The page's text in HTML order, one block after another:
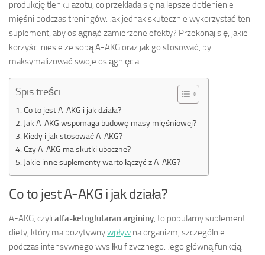
produkcję tlenku azotu, co przekłada się na lepsze dotlenienie
mięśni podczas treningów. Jak jednak skutecznie wykorzystać ten
suplement, aby osiągnąć zamierzone efekty? Przekonaj się, jakie
korzyści niesie ze sobą A-AKG oraz jak go stosować, by
maksymalizować swoje osiągnięcia.
Spis treści
Co to jest A-AKG i jak działa?
Jak A-AKG wspomaga budowę masy mięśniowej?
Kiedy i jak stosować A-AKG?
Czy A-AKG ma skutki uboczne?
Jakie inne suplementy warto łączyć z A-AKG?
Co to jest A-AKG i jak działa?
A-AKG, czyli alfa-ketoglutaran argininy, to popularny suplement
diety, który ma pozytywnywpływ na organizm, szczególnie
podczas intensywnego wysiłku fizycznego. Jego główną funkcją